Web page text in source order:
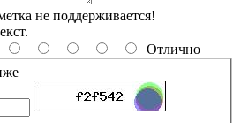
не поддерживается!
Отлично